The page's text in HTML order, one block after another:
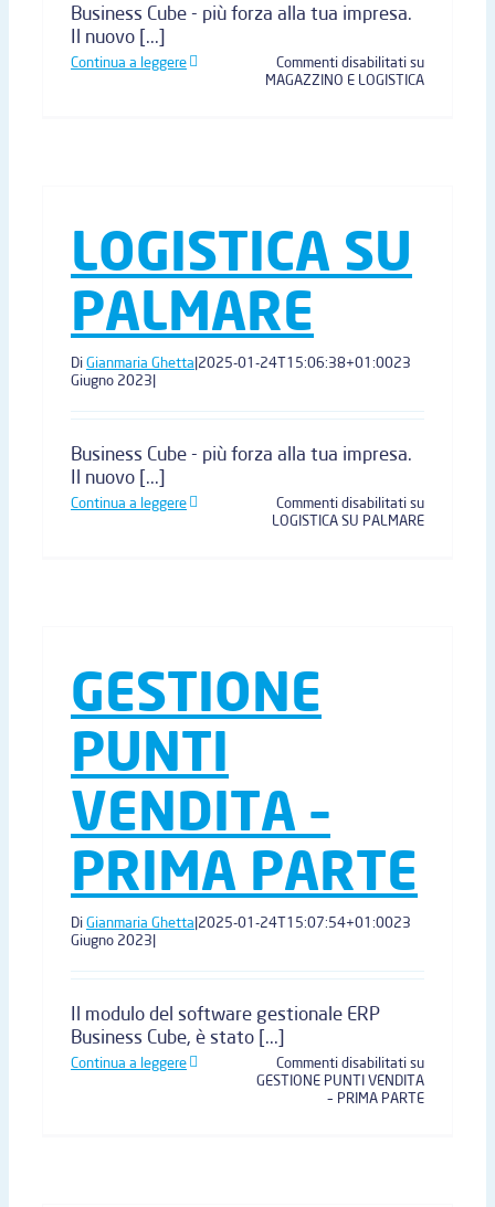
Business Cube - più forza alla tua impresa.
Il nuovo [...]
Continua a leggere Commenti disabilitatisu
MAGAZZINO E LOGISTICA
LOGISTICA SU
PALMARE
DiGianmaria Ghetta|2025-01-24T15:06:38+01:0023
Giugno 2023|
Business Cube - più forza alla tua impresa.
Il nuovo [...]
Continua a leggere Commenti disabilitatisu
LOGISTICA SU PALMARE
GESTIONE
PUNTI
VENDITA –
PRIMA PARTE
DiGianmaria Ghetta|2025-01-24T15:07:54+01:0023
Giugno 2023|
Il modulo del software gestionale ERP
Business Cube, è stato [...]
Continua a leggere Commenti disabilitatisu
GESTIONE PUNTI VENDITA
– PRIMA PARTE